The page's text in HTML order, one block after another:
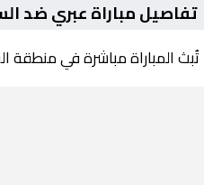
تفاصيل مباراة عبري ضد
تُبث المباراة مباشرة في منطقة